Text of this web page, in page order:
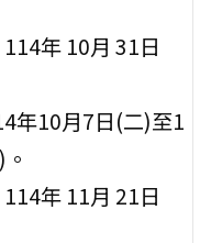
年 10月 31日
年10月7日(二)至1
年 11月 21日